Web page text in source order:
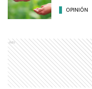
OPINIÓN
Ads